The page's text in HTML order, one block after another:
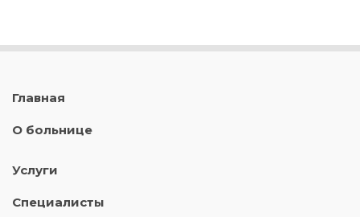
Главная
О больнице
Услуги
Специалисты